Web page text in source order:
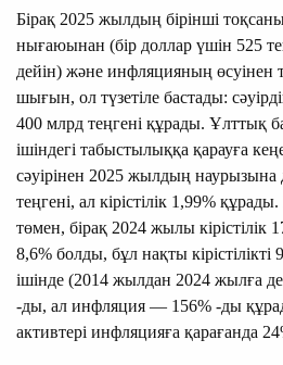
Бірақ 2025 жылдың бірінші
нығаюынан (бір доллар үшін 525
дейін) және инфляцияның өсуінен
шығын, ол түзетіле бастады:
400 млрд теңгені құрады. Ұлттық
ішіндегі табыстылыққа қарауға
сәуірінен 2025 жылдың наурызына
теңгені, ал кірістілік 1,99%
төмен, бірақ 2024 жылы
8,6% болды, бұл нақты
ішінде (2014 жылдан 2024 жылға
-ды, ал инфляция — 156% -ды
активтері инфляцияға қарағанда